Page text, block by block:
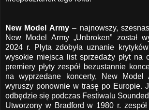
New Model Army– najnowszy,
New Model Army „Unbroken” został
2024 r. Płyta zdobyła uznanie
wysokie miejsca list sprzedaży płyt na
premiery płyty zespół bezustannie
na wyprzedane koncerty, New Model
wyruszy ponownie w trasę po Europie.
odbędzie się podczas Festiwalu
Utworzony w Bradford w 1980 r.